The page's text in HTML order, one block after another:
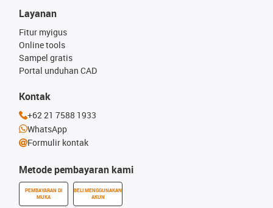
Metode pembayaran kami
PEMBAYARAN DI
MUKA
BELI MENGGUNAKAN
AKUN
Layanan
Fitur myigus
Online tools
Sampel gratis
Portal unduhan CAD
Kontak
+62 21 7588 1933
WhatsApp
Formulir kontak